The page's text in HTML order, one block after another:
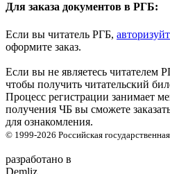
Для заказа документов в РГБ:
Если вы читатель РГБ,
оформите заказ.
Если вы не являетесь читателем
чтобы получить читательский
Процесс регистрации занимает
получения ЧБ вы сможете
для ознакомления.
© 1999-2026 Российская
разработано в
Demliz